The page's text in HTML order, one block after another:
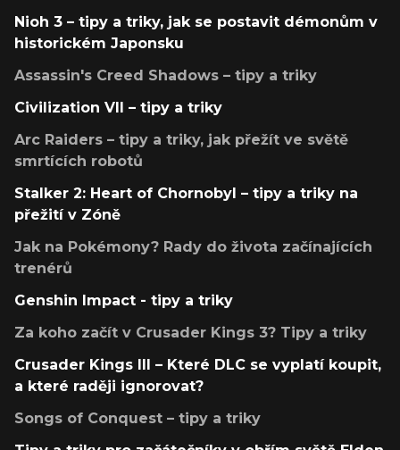
Nioh 3 – tipy a triky, jak se postavit démonům v
historickém Japonsku
Assassin's Creed Shadows – tipy a triky
Civilization VII – tipy a triky
Arc Raiders – tipy a triky, jak přežít ve světě
smrtících robotů
Stalker 2: Heart of Chornobyl – tipy a triky na
přežití v Zóně
Jak na Pokémony? Rady do života začínajících
trenérů
Genshin Impact - tipy a triky
Za koho začít v Crusader Kings 3? Tipy a triky
Crusader Kings III – Které DLC se vyplatí koupit,
a které raději ignorovat?
Songs of Conquest – tipy a triky